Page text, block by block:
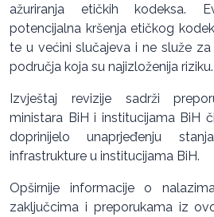
ažuriranja etičkih kodeksa.
potencijalna kršenja etičkog
te u većini slučajeva i ne služe
područja koja su najizloženija riziku.
Izvještaj revizije sadrži
ministara BiH i institucijama BiH
doprinijelo unaprjeđenju
infrastrukture u institucijama BiH.
Opširnije informacije o
zaključcima i preporukama iz